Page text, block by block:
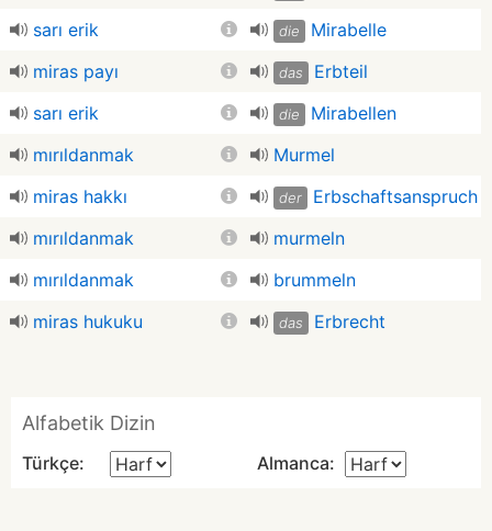
sarı erik
die
Mirabelle
miras payı
das
Erbteil
sarı erik
die
Mirabellen
mırıldanmak
Murmel
miras hakkı
der
Erbschaftsanspruch
mırıldanmak
murmeln
mırıldanmak
brummeln
miras hukuku
das Erbrecht
Alfabetik Dizin
Türkçe: Almanca: